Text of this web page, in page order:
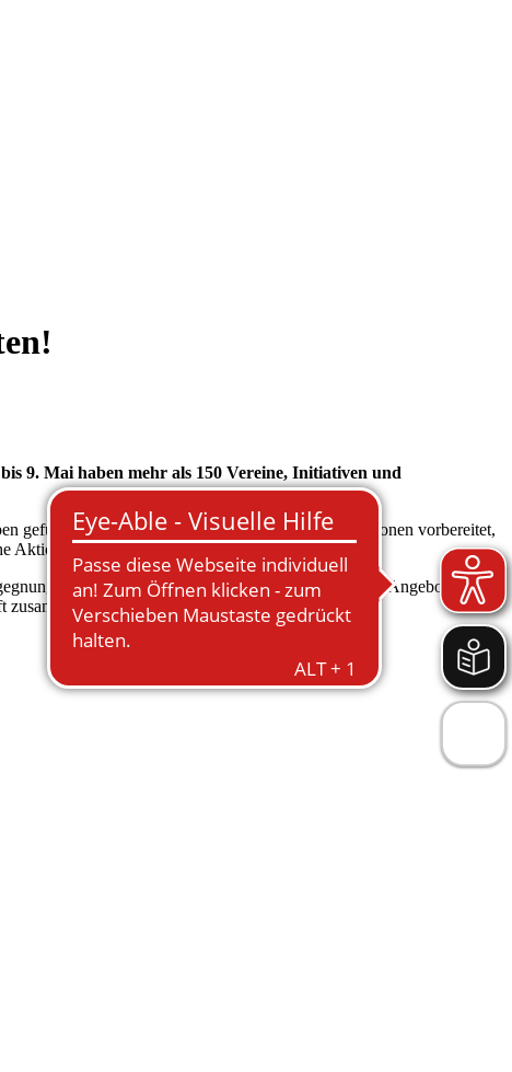
9. Mai haben mehr als 150 Vereine, Initiativen und
gefüllt haben. Sie haben Zeit investiert, diverse Aktionen vorbereitet,
Aktionswoche nicht möglich gewesen.
eingelassen haben. Die große Bandbreite der Angebote von